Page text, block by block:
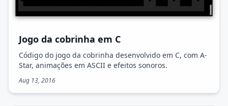
Jogo da cobrinha em C
Código do jogo da cobrinha desenvolvido em C, com A-
Star, animações em ASCII e efeitos sonoros.
Aug 13, 2016